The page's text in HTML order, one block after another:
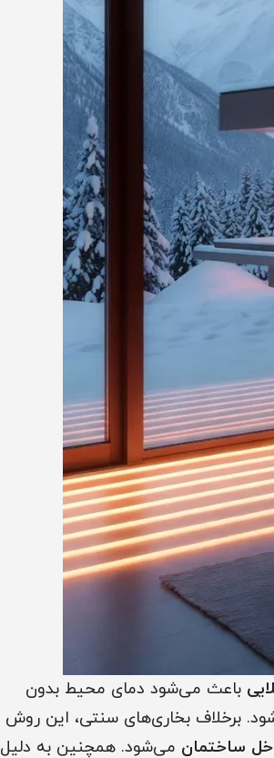
باعث می‌شود دمای محیط بدون
برخلاف بخاری‌های سنتی، این روش
ساختمان می‌شود. همچنین به دلیل